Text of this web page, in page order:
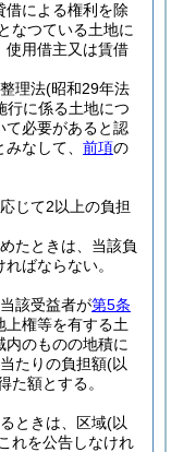
借による権利を除
なつている土地に
使用借主又は賃借
理法(昭和29年法
行に係る土地につ
て必要があると認
なして、 前項の
じて2以上の負担
たときは、当該負
ばならない。
該受益者が第5条
上権等を有する土
のものの地積に
たりの負担額(以
た額とする。
ときは、区域(以
れを公告しなけれ